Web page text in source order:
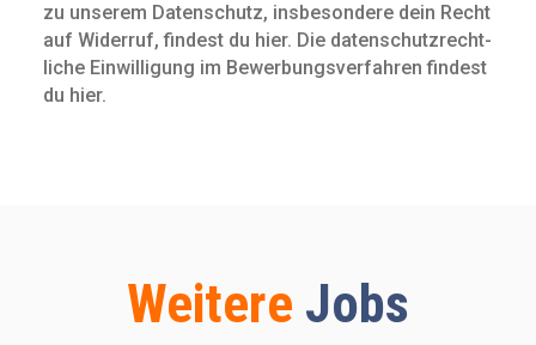
zu unserem Daten­schutz, insbe­sondere dein Recht
auf Widerruf, findest du hier. Die daten­schutz­recht­
liche Ein­willigung im Bewerbungs­verfahren findest
du hier.
Weitere Jobs